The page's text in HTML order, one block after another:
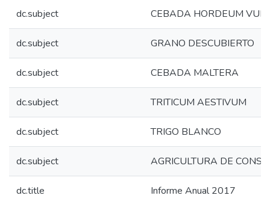
dc.subject CEBADA HORDEUM
dc.subject GRANO DESCUBIERTO
dc.subject CEBADA MALTERA
dc.subject TRITICUM AESTIVUM
dc.subject TRIGO BLANCO
dc.subject AGRICULTURA DE
dc.title Informe Anual 2017